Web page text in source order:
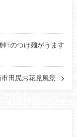
軒のつけ麺がうます
田尻お花見風景